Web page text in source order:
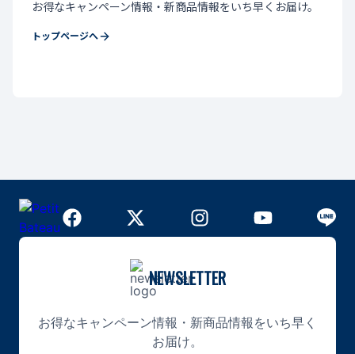
お得なキャンペーン情報・新商品情報をいち早くお届け。
トップページへ
NEWSLETTER
お得なキャンペーン情報・新商品情報をいち早く
お届け。